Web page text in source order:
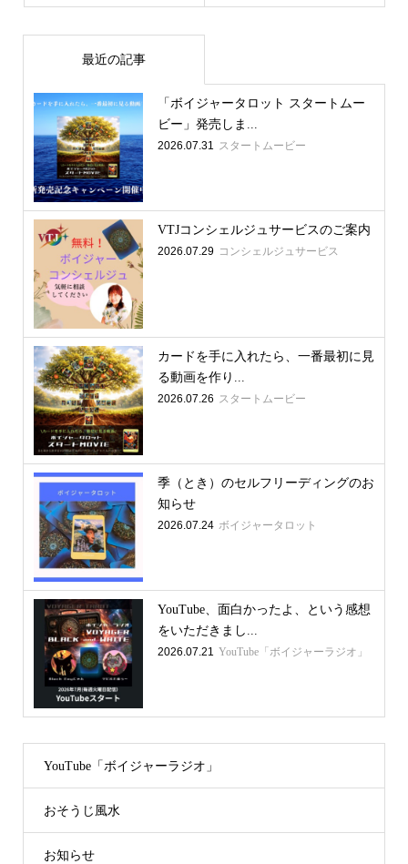
最近の記事
「ボイジャータロット スタートムー
ビー」発売しま...
2026.07.31 スタートムービー
VTJコンシェルジュサービスのご案内
2026.07.29 コンシェルジュサービス
カードを手に入れたら、一番最初に見
る動画を作り...
2026.07.26 スタートムービー
季（とき）のセルフリーディングのお
知らせ
2026.07.24 ボイジャータロット
YouTube、面白かったよ、という感想
をいただきまし...
2026.07.21 YouTube「ボイジャーラジオ」
YouTube「ボイジャーラジオ」
おそうじ風水
お知らせ